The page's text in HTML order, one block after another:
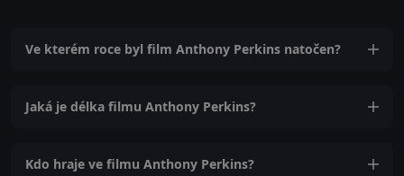
Ve kterém roce byl film Anthony Perkins natočen?
Jaká je délka filmu Anthony Perkins?
Kdo hraje ve filmu Anthony Perkins?